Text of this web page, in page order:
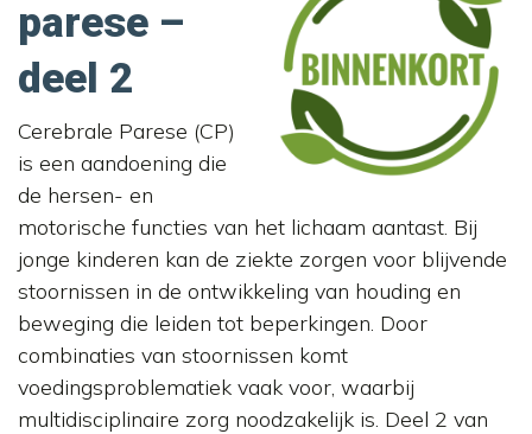
parese –
deel 2
Cerebrale Parese (CP)
is een aandoening die
de hersen- en
motorische functies van het lichaam aantast. Bij
jonge kinderen kan de ziekte zorgen voor blijvende
stoornissen in de ontwikkeling van houding en
beweging die leiden tot beperkingen. Door
combinaties van stoornissen komt
voedingsproblematiek vaak voor, waarbij
multidisciplinaire zorg noodzakelijk is. Deel 2 van